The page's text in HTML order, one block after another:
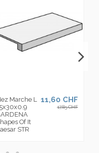
Marche L
Of It
STR
11,60 CHF
17,85 CHF